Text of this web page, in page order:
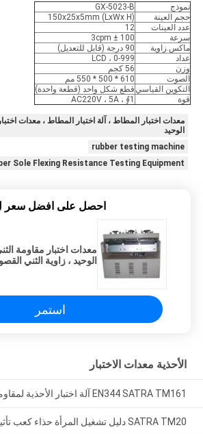
نموذج
GX-5023-B
حجم العينة
150x25x5mm (LxWx H)
عدد العينات
12
سرعة
100 ± 3cpm
ماكس.زاوية
90 درجة (قابل للتعديل)
عداد
LCD ، 0-999
وزن
56 كجم
الصوت
610 * 500 * 550 مم
التكوين القياسيقطع شكل واحد (قطعة واحدة)
قوة
1∮ ، AC220V ، 5A
معدات اختبار المطاط ، آلة اختبار المطاط ، معدات
الوحيد
rubber testing machine
Sole Flexing Resistance Testing Equipment
احصل على افضل سعر
معدات اختبار مقاومة
الوحيد ، زاوية الثني القصوى 90
استمر
الأحذية معدات الاختبار
EN344 SATRA TM161 آلة اختبار الأحذية لمقاومة ثني نعل الحذاء
SATRA TM20 دليل تشغيل المرأة حذاء كعب تأثير اختبار آلة